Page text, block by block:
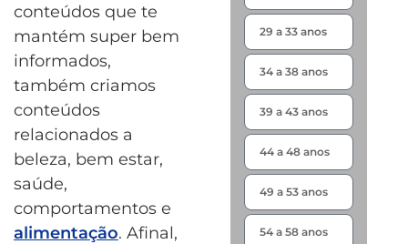
conteúdos que te
mantém super bem
informados,
também criamos
conteúdos
relacionados a
beleza, bem estar,
saúde,
comportamentos e
alimentação. Afinal,